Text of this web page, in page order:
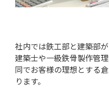
社内では鉄工部と建築部
建築士や一級鉄骨製作管
同でお客様の理想とする
ります。